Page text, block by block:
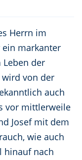
Herrn im
ein markanter
Leben der
wird von der
auch
vor mittlerweile
Josef mit dem
wie auch
hinauf nach